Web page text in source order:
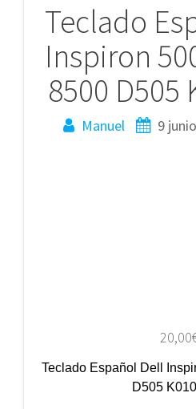
Teclado
Inspiron
8500 D505
Manuel 9
20,00
Teclado Español Dell
D505
Navegación
de
entradas